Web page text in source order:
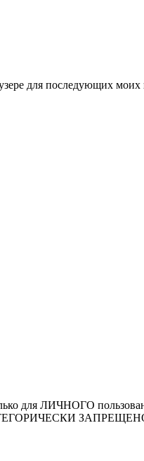
для последующих моих
для ЛИЧНОГО
КАТЕГОРИЧЕСКИ